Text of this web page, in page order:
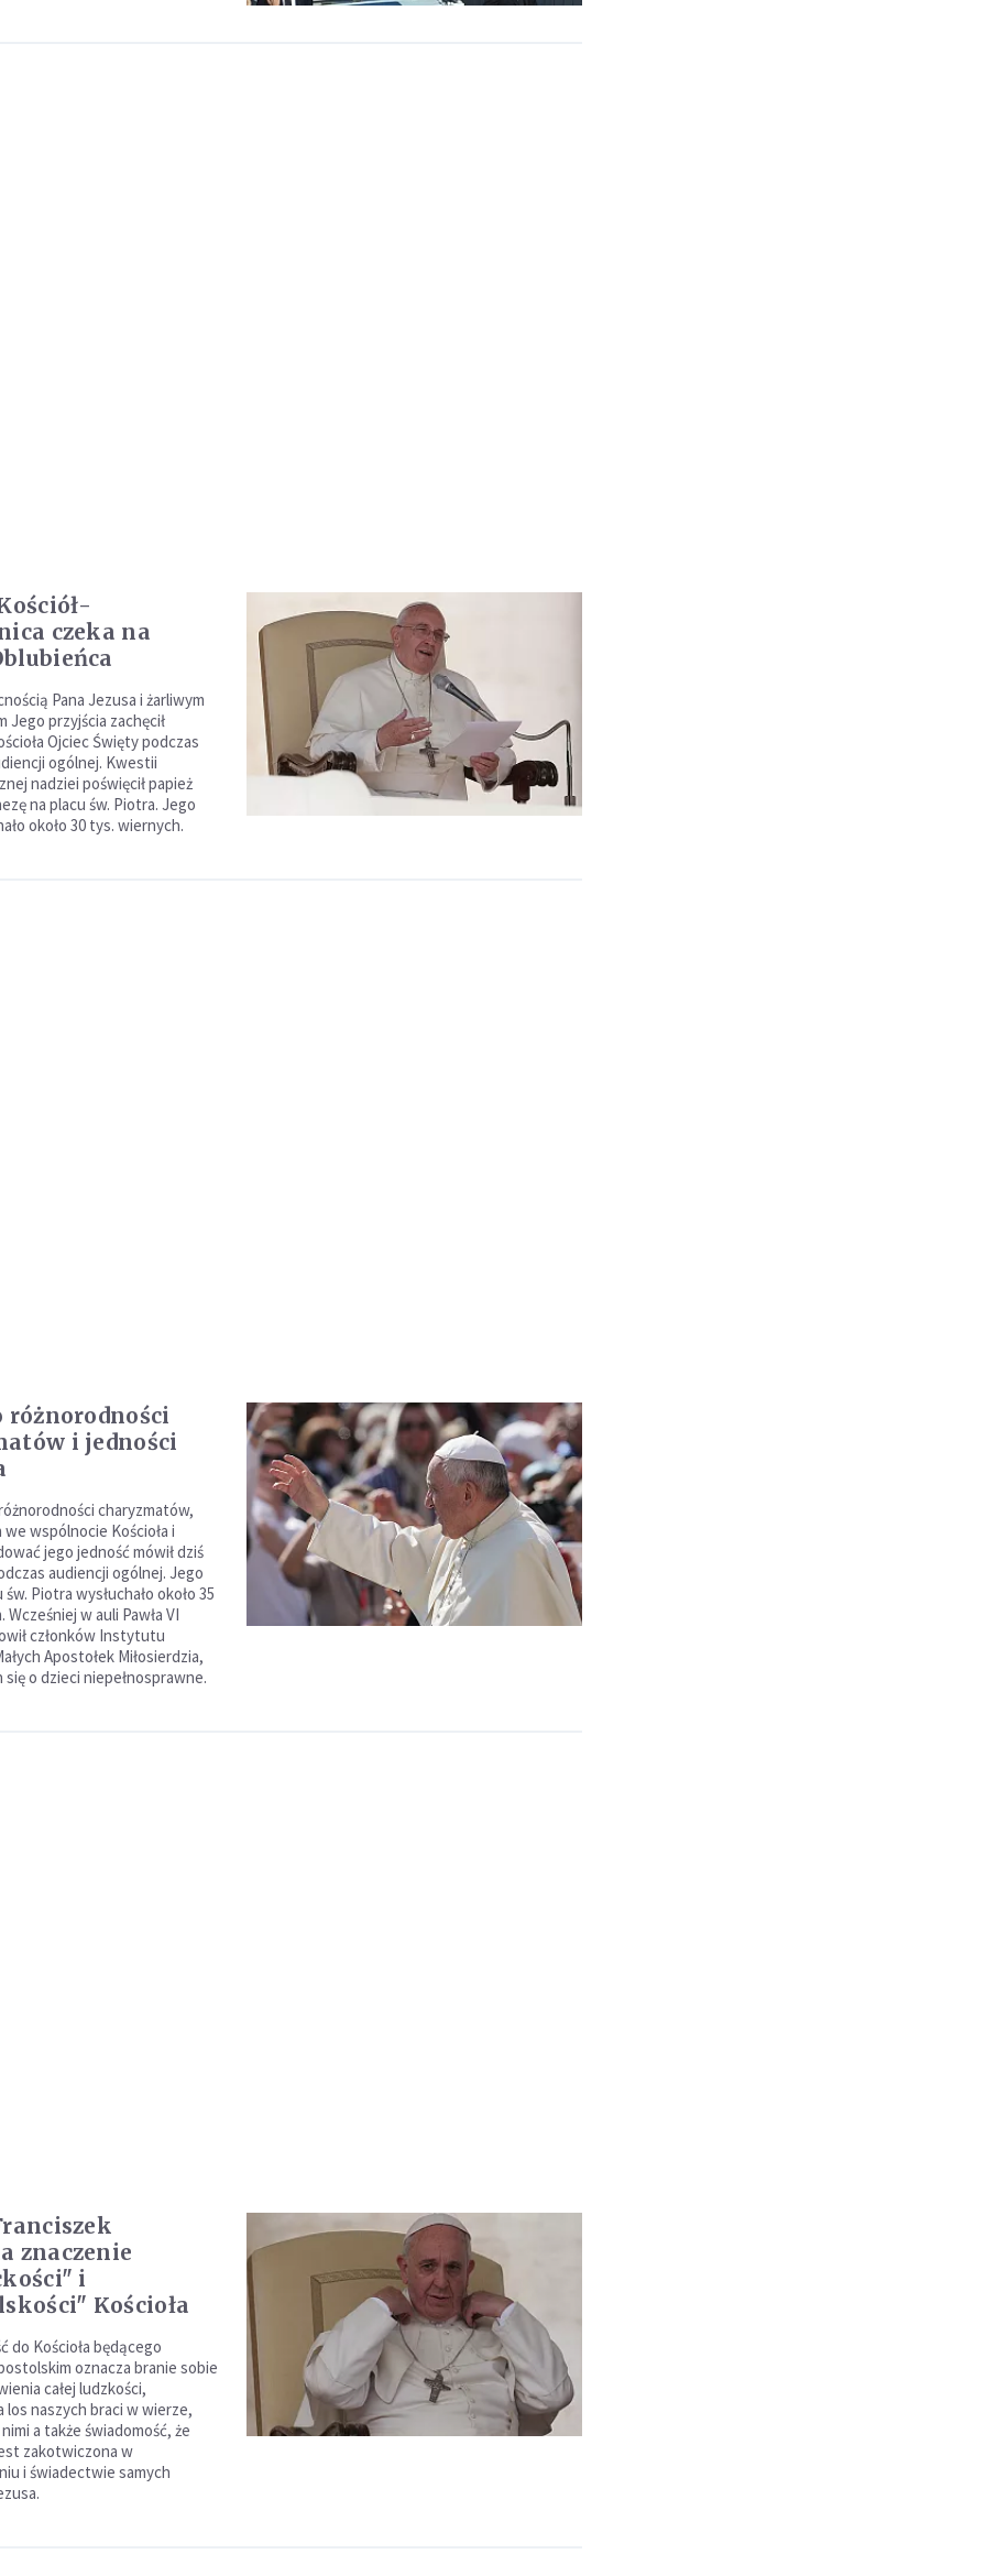
czeka na
Pana Jezusa i żarliwym
Jego przyjścia zachęcił
Ojciec Święty podczas
ogólnej. Kwestii
nadziei poświęcił papież
na placu św. Piotra. Jego
około 30 tys. wiernych.
różnorodności
i jedności
charyzmatów,
wspólnocie Kościoła i
jego jedność mówił dziś
audiencji ogólnej. Jego
św. Piotra wysłuchało około 35
w auli Pawła VI
członków Instytutu
Apostołek Miłosierdzia,
o dzieci niepełnosprawne.
znaczenie
i
Kościoła
do Kościoła będącego
oznacza branie sobie
całej ludzkości,
los naszych braci w wierze,
a także świadomość, że
zakotwiczona w
i świadectwie samych